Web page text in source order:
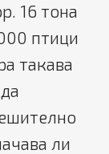
16 тона
птици
такава
ли